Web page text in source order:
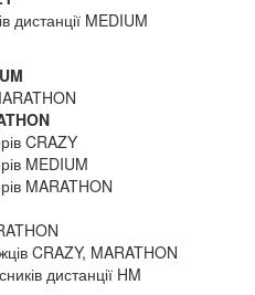
дистанції MEDIUM
CRAZY
MEDIUM
MARATHON
CRAZY, MARATHON
дистанції HM